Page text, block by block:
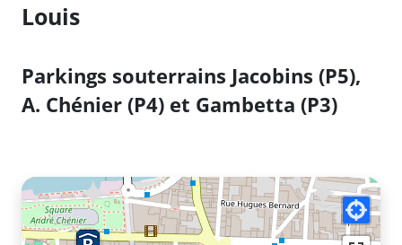
Louis
Parkings souterrains Jacobins (P5),
A. Chénier (P4) et Gambetta (P3)